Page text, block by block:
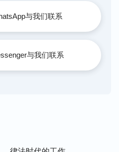
的人是恩典时代的犹太人，
作工。在国度时代，我要
是在肉身中作牧养的工
中的作工。在最终两步作
、摸不着的灵，而是灵实
又一次的不同凡响的作工
与我们联系
与我们联系